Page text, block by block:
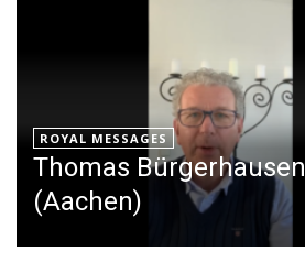
ROYAL MESSAGES
Thomas Bürgerhausen
(Aachen)